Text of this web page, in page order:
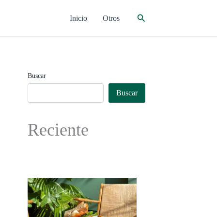
Inicio Otros Buscar
Buscar
Buscar
Reciente